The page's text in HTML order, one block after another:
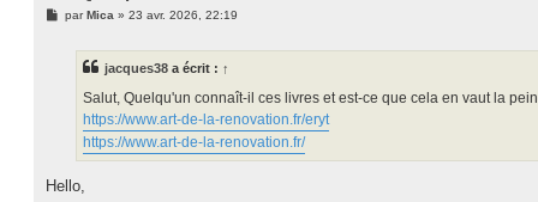
MparMica » 23 avr. 2026, 22:19
jacques38a écrit : ↑
Salut, Quelqu'un connaît-il ces livres et est-ce que cela en vaut la
https://www.art-de-la-renovation.fr/eryt
https://www.art-de-la-renovation.fr/
Hello,